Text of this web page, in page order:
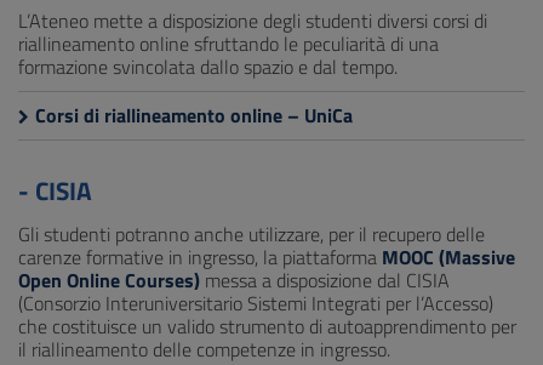
L’Ateneo mette a disposizione degli studenti diversi corsi di
riallineamento online sfruttando le peculiarità di una
formazione svincolata dallo spazio e dal tempo.
Corsi di riallineamento online – UniCa
- CISIA
Gli studenti potranno anche utilizzare, per il recupero delle
carenze formative in ingresso, la piattaforma MOOC (Massive
Open Online Courses) messa a disposizione dal CISIA
(Consorzio Interuniversitario Sistemi Integrati per l’Accesso)
che costituisce un valido strumento di autoapprendimento per
il riallineamento delle competenze in ingresso.